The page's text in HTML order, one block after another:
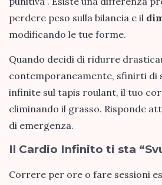
perdere peso sulla bilancia e il
modificando le tue forme.
Quando decidi di ridurre
contemporaneamente, sfinirti di
infinite sul tapis roulant, il tuo
eliminando il grasso. Risponde
di emergenza.
Il Cardio Infinito ti sta
Correre per ore o fare sessioni